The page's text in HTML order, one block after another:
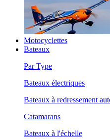
Motocyclettes
Bateaux
Par Type
Bateaux électriques
Bateaux à redressement
Catamarans
Bateaux à l'échelle